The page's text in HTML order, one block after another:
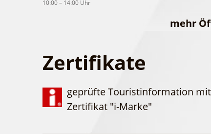
10:00 – 14:00 Uhr
GEÖFFNET
Christi
10:00 – 14:00 Uhr
mehr
Zertifikate
geprüfte Touristinformation mit
Zertifikat "i-Marke"